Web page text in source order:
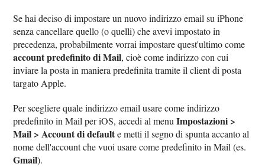
Se hai deciso di impostare un nuovo indirizzo email su iPhone
senza cancellare quello (o quelli) che avevi impostato in
precedenza, probabilmente vorrai impostare quest'ultimo come
account predefinito di Mail, cioè come indirizzo con cui
inviare la posta in maniera predefinita tramite il client di posta
targato Apple.
Per scegliere quale indirizzo email usare come indirizzo
predefinito in Mail per iOS, accedi al menuImpostazioni >
Mail > Account di defaulte metti il segno di spunta accanto al
nome dell'account che vuoi usare come predefinito in Mail (es.
Gmail).